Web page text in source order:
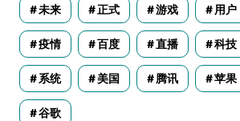
未来 正式 游戏 用户
疫情 百度 直播 科技
系统 美国 腾讯 苹果
谷歌